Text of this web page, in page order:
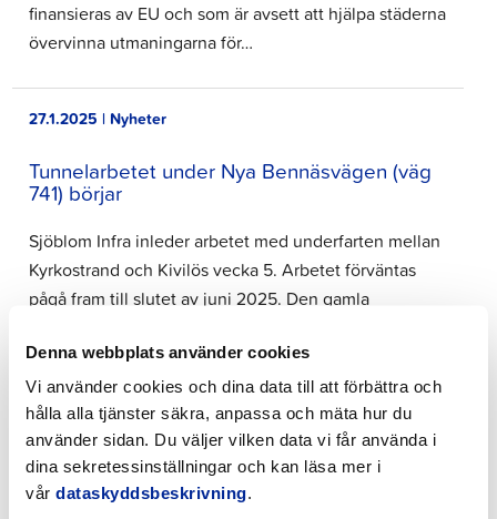
Denna webbplats använder cookies
Vi använder cookies och dina data till att förbättra och
hålla alla tjänster säkra, anpassa och mäta hur du
använder sidan. Du väljer vilken data vi får använda i
dina sekretessinställningar och kan läsa mer i
vår dataskyddsbeskrivning.
finansieras av EU och som är avsett att hjälpa städerna
övervinna utmaningarna för…
27.1.2025 | Nyheter
Tunnelarbetet under Nya Bennäsvägen (väg
741) börjar
Sjöblom Infra inleder arbetet med underfarten mellan
Kyrkostrand och Kivilös vecka 5. Arbetet förväntas
pågå fram till slutet av juni 2025. Den gamla
regn-/ytvatten har samlats på vägen. Underfarten blir
nu sanerad och…
21.1.2025 | Nyheter
Luftkvalitetsmeddelande